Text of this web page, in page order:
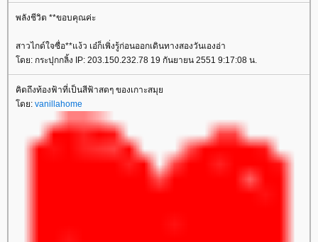
พลังชีวิต **ขอบคุณค่ะ
สาวไกด์ใจซื่อ**แง้ว เอ๋ก็เพิ่งรู้ก่อนออกเดินทางสองวันเองอ่า
ดย: กระปุกกลิ้ง IP: 203.150.232.78 19 กันยายน 2551 9:17:08 น.
คิดถึงท้องฟ้าที่เป็นสีฟ้าสดๆ ของเกาะสมุ
ดย: vanillahome